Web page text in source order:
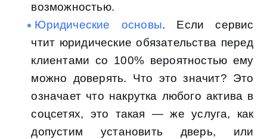
возможностью.
Юридические основы. Если сервис
чтит юридические обязательства перед
клиентами со 100% вероятностью ему
можно доверять. Что это значит? Это
означает что накрутка любого актива в
соцсетях, это такая — же услуга, как
допустим установить дверь, или